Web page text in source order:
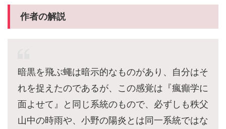
作者の解説
暗黒を飛ぶ蠅は暗示的なものがあり、自分はそ
れを捉えたのであるが、この感覚は『瘋癲学に
面よせて』と同じ系統のもので、必ずしも秩父
山中の時雨や、小野の陽炎とは同一系統ではな